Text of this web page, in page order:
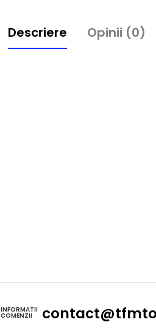
Descriere Opinii (0)
INFORMATII
COMENZII